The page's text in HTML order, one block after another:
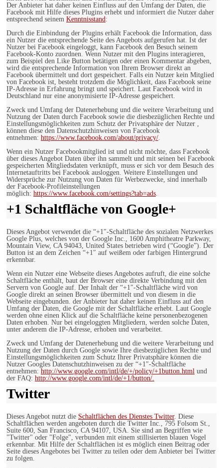
Der Anbieter hat daher keinen Einfluss auf den Umfang der Daten, die
Facebook mit Hilfe dieses Plugins erhebt und informiert die Nutzer daher
entsprechend seinem Kenntnisstand:
Durch die Einbindung der Plugins erhält Facebook die Information, dass
ein Nutzer die entsprechende Seite des Angebots aufgerufen hat. Ist der
Nutzer bei Facebook eingeloggt, kann Facebook den Besuch seinem
Facebook-Konto zuordnen. Wenn Nutzer mit den Plugins interagieren,
zum Beispiel den Like Button betätigen oder einen Kommentar abgeben,
wird die entsprechende Information von Ihrem Browser direkt an
Facebook übermittelt und dort gespeichert. Falls ein Nutzer kein Mitglied
von Facebook ist, besteht trotzdem die Möglichkeit, dass Facebook seine
IP-Adresse in Erfahrung bringt und speichert. Laut Facebook wird in
Deutschland nur eine anonymisierte IP-Adresse gespeichert.
Zweck und Umfang der Datenerhebung und die weitere Verarbeitung und
Nutzung der Daten durch Facebook sowie die diesbezüglichen Rechte und
Einstellungsmöglichkeiten zum Schutz der Privatsphäre der Nutzer ,
können diese den Datenschutzhinweisen von Facebook
entnehmen: https://www.facebook.com/about/privacy/.
Wenn ein Nutzer Facebookmitglied ist und nicht möchte, dass Facebook
über dieses Angebot Daten über ihn sammelt und mit seinen bei Facebook
gespeicherten Mitgliedsdaten verknüpft, muss er sich vor dem Besuch des
Internetauftritts bei Facebook ausloggen. Weitere Einstellungen und
Widersprüche zur Nutzung von Daten für Werbezwecke, sind innerhalb
der Facebook-Profileinstellungen
möglich: https://www.facebook.com/settings?tab=ads.
+1 Schaltfläche von Google+
Dieses Angebot verwendet die “+1″-Schaltfläche des sozialen Netzwerkes
Google Plus, welches von der Google Inc., 1600 Amphitheatre Parkway,
Mountain View, CA 94043, United States betrieben wird (“Google”). Der
Button ist an dem Zeichen “+1″ auf weißem oder farbigen Hintergrund
erkennbar.
Wenn ein Nutzer eine Webseite dieses Angebotes aufruft, die eine solche
Schaltfläche enthält, baut der Browser eine direkte Verbindung mit den
Servern von Google auf. Der Inhalt der “+1″-Schaltfläche wird von
Google direkt an seinen Browser übermittelt und von diesem in die
Webseite eingebunden. der Anbieter hat daher keinen Einfluss auf den
Umfang der Daten, die Google mit der Schaltfläche erhebt. Laut Google
werden ohne einen Klick auf die Schaltfläche keine personenbezogenen
Daten erhoben. Nur bei eingeloggten Mitgliedern, werden solche Daten,
unter anderem die IP-Adresse, erhoben und verarbeitet.
Zweck und Umfang der Datenerhebung und die weitere Verarbeitung und
Nutzung der Daten durch Google sowie Ihre diesbezüglichen Rechte und
Einstellungsmöglichkeiten zum Schutz Ihrer Privatsphäre können die
Nutzer Googles Datenschutzhinweisen zu der “+1″-Schaltfläche
entnehmen: http://www.google.com/intl/de/+/policy/+1button.html und
der FAQ: http://www.google.com/intl/de/+1/button/.
Twitter
Dieses Angebot nutzt die Schaltflächen des Dienstes Twitter. Diese
Schaltflächen werden angeboten durch die Twitter Inc., 795 Folsom St.,
Suite 600, San Francisco, CA 94107, USA. Sie sind an Begriffen wie
"Twitter" oder "Folge", verbunden mit einem stillisierten blauen Vogel
erkennbar. Mit Hilfe der Schaltflächen ist es möglich einen Beitrag oder
Seite dieses Angebotes bei Twitter zu teilen oder dem Anbieter bei Twitter
zu folgen.